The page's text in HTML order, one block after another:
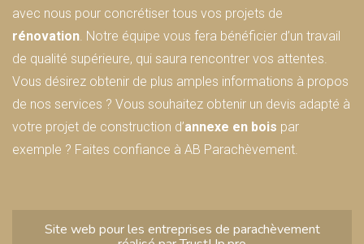
avec nous pour concrétiser tous vos projets de
rénovation. Notre équipe vous fera bénéficier d’un travail
de qualité supérieure, qui saura rencontrer vos attentes.
Vous désirez obtenir de plus amples informations à propos
de nos services ? Vous souhaitez obtenir un devis adapté à
votre projet de construction d’annexe en bois par
exemple ? Faites confiance à AB Parachèvement.
Site web pour les entreprises de parachèvement